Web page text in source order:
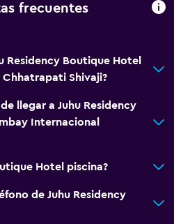
frecuentes
Residency Boutique Hotel
Shivaji?
llegar a Juhu Residency
Internacional
Hotel piscina?
de Juhu Residency